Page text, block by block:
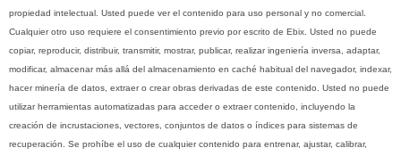
propiedad intelectual. Usted puede ver el contenido para uso personal y no comercial.
Cualquier otro uso requiere el consentimiento previo por escrito de Ebix. Usted no puede
copiar, reproducir, distribuir, transmitir, mostrar, publicar, realizar ingeniería inversa, adaptar,
modificar, almacenar más allá del almacenamiento en caché habitual del navegador, indexar,
hacer minería de datos, extraer o crear obras derivadas de este contenido. Usted no puede
utilizar herramientas automatizadas para acceder o extraer contenido, incluyendo la
creación de incrustaciones, vectores, conjuntos de datos o índices para sistemas de
recuperación. Se prohíbe el uso de cualquier contenido para entrenar, ajustar, calibrar,